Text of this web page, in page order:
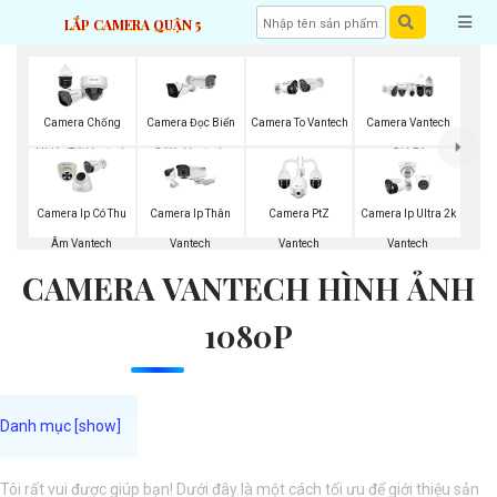
LẮP CAMERA QUẬN 5
Camera Chống
Nhiễu Tốt Vantech
Camera Đọc Biển
Số Xe Vantech
Camera To Vantech Camera Vantech
Giá Rẻ
Camera Ip Có Thu
Âm Vantech
Camera Ip Thân
Vantech
Camera PtZ
Vantech
Camera Ip Ultra 2k
Vantech
CAMERA VANTECH HÌNH ẢNH
1080P
Tôi rất vui được giúp bạn! Dưới đây là một cách tối ưu để giới thiệu sản